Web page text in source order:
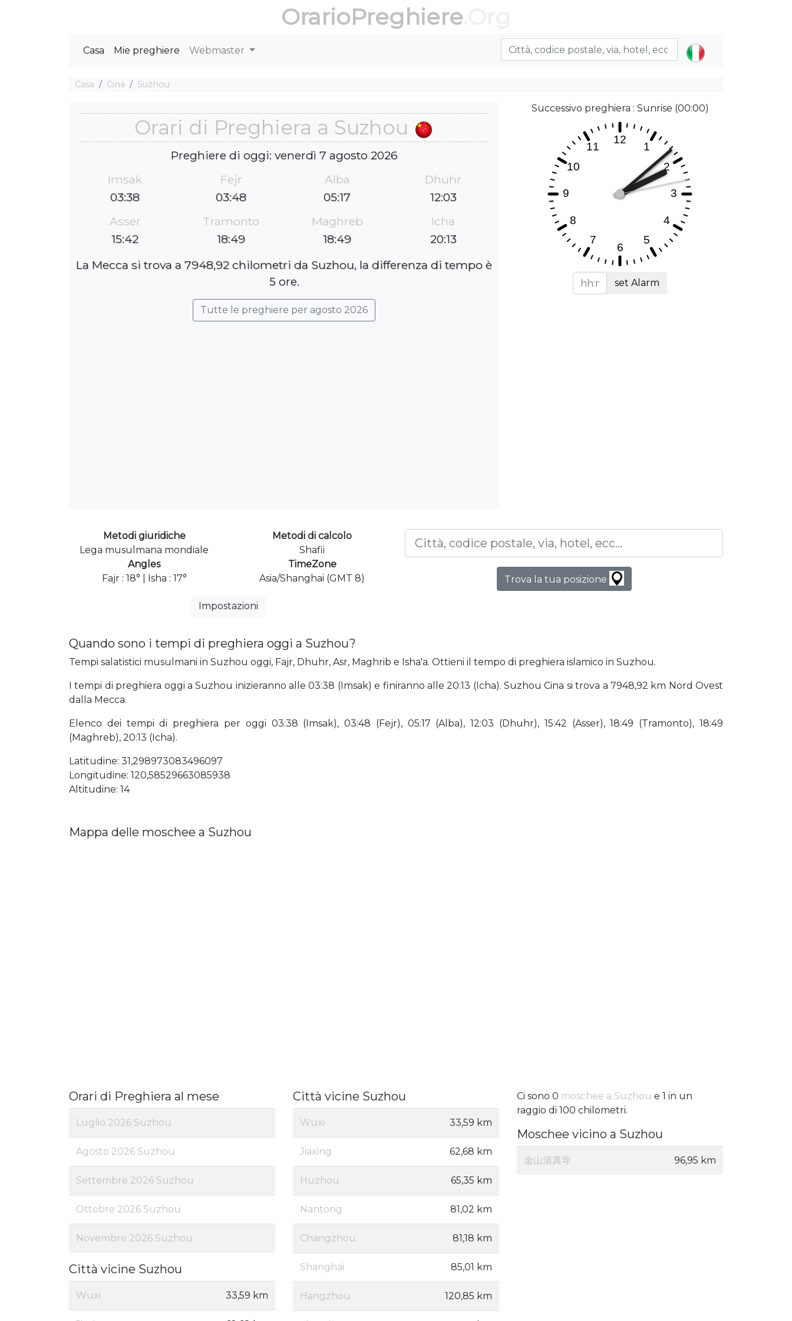
OrarioPreghiere
Casa Mie preghiere Webmaster
Casa Cina Suzhou
Orari di Preghiera a Suzhou
Preghiere di oggi: venerdì 7 agosto 2026
Imsak
03:38
Fejr
03:48
Alba
05:17
Dhuhr
12:03
Asser
15:42
Tramonto
18:49
Maghreb
18:49
Icha
20:13
La Mecca si trova a 7948,92 chilometri da Suzhou, la differenza di tempo è
5 ore.
Tutte le preghiere per agosto 2026
Successivo preghiera : Sunrise (00:00)
set Alarm
Metodi giuridiche
Lega musulmana mondiale
Metodi di calcolo
Shafii
Angles
Fajr : 18° | Isha : 17°
TimeZone
Asia/Shanghai (GMT 8)
Impostazioni
Trova la tua posizione
Quando sono i tempi di preghiera oggi a Suzhou?
Tempi salatistici musulmani in Suzhou oggi, Fajr, Dhuhr, Asr, Maghrib e Isha'a. Ottieni il tempo di preghiera islamico in Suzhou.
I tempi di preghiera oggi a Suzhou inizieranno alle 03:38 (Imsak) e finiranno alle 20:13 (Icha). Suzhou Cina si trova a 7948,92 km Nord Ovest
dalla Mecca.
Elenco dei tempi di preghiera per oggi 03:38 (Imsak), 03:48 (Fejr), 05:17 (Alba), 12:03 (Dhuhr), 15:42 (Asser), 18:49 (Tramonto), 18:49
(Maghreb), 20:13 (Icha).
Latitudine: 31,298973083496097
Longitudine: 120,58529663085938
Altitudine: 14
Mappa delle moschee a Suzhou
Orari di Preghiera al mese
Luglio 2026 Suzhou
Agosto 2026 Suzhou
Settembre 2026 Suzhou
Ottobre 2026 Suzhou
Novembre 2026 Suzhou
Città vicine Suzhou
Wuxi 33,59 km
Città vicine Suzhou
Wuxi 33,59 km
Jiaxing 62,68 km
Huzhou 65,35 km
Nantong 81,02 km
Changzhou 81,18 km
Shanghai 85,01 km
Hangzhou 120,85 km
Ci sono 0 moschee a Suzhou e 1 in un
raggio di 100 chilometri.
Moschee vicino a Suzhou
金山清真寺 96,95 km